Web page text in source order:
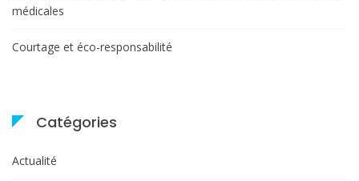
médicales
Courtage et éco-responsabilité
Catégories
Actualité